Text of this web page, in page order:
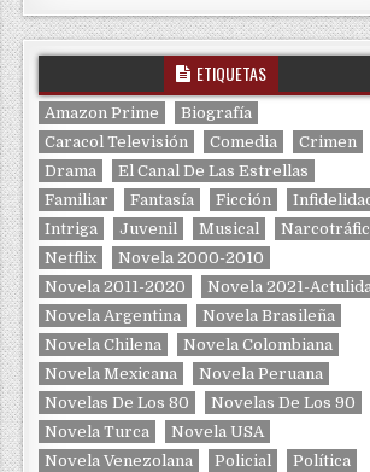
ETIQUETAS
Amazon Prime
Biografía
Caracol Televisión
Comedia
Crimen
Drama
El Canal De Las Estrellas
Familiar
Fantasía Ficción
Intriga
Juvenil Musical
Netflix
Novela 2000-2010
Novela 2011-2020
Novela 2021-
Novela Argentina
Novela Brasileña
Novela Chilena
Novela Colombiana
Novela Mexicana
Novela Peruana
Novelas De Los 80
Novelas De Los 90
Novela Turca
Novela USA
Novela Venezolana
Policial
Política